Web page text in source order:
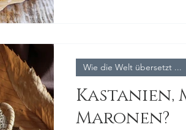
Kastanien,
Maronen?
Wie die Welt übersetzt ...